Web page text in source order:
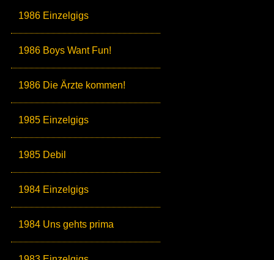
1986 Einzelgigs
1986 Boys Want Fun!
1986 Die Ärzte kommen!
1985 Einzelgigs
1985 Debil
1984 Einzelgigs
1984 Uns gehts prima